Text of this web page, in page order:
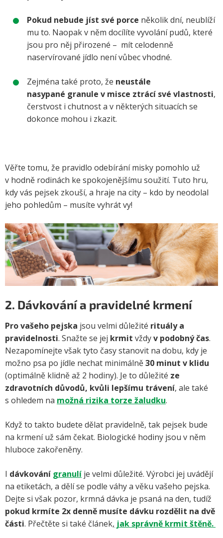
Pokud nebude jíst své porce několik dní, neublíží
mu to. Naopak v něm docílíte vyvolání pudů, které
jsou pro něj přirozené – mít celodenně
naservírované jídlo není vůbec vhodné.
Zejména také proto, že neustále
nasypané granule v misce ztrácí své vlastnosti,
čerstvost i chutnost a v některých situacích se
dokonce mohou i zkazit.
Věřte tomu, že pravidlo odebírání misky pomohlo už
v hodně rodinách ke spokojenějšímu soužití. Tuto hru,
kdy vás pejsek zkouší, a hraje na city – kdo by neodolal
jeho pohledům – musíte vyhrát vy!
2. Dávkování a pravidelné krmení
Pro vašeho pejska jsou velmi důležité rituály a
pravidelnosti. Snažte se jej krmit vždyv podobný čas.
Nezapomínejte však tyto časy stanovit na dobu, kdy je
možno psa po jídle nechat minimálně30 minut v klidu
(optimálně klidně až 2 hodiny). Je to důležité ze
zdravotních důvodů, kvůli lepšímu trávení, ale také
s ohledem na možná rizika torze žaludku.
Když to takto budete dělat pravidelně, tak pejsek bude
na krmení už sám čekat. Biologické hodiny jsou v něm
hluboce zakořeněny.
I dávkování granulí je velmi důležité. Výrobci jej uvádějí
na etiketách, a dělí se podle váhy a věku vašeho pejska.
Dejte si však pozor, krmná dávka je psaná na den, tudíž
pokud krmíte 2x denně musíte dávku rozdělit na dvě
části. Přečtěte si také článek, jak správně krmit štěně.